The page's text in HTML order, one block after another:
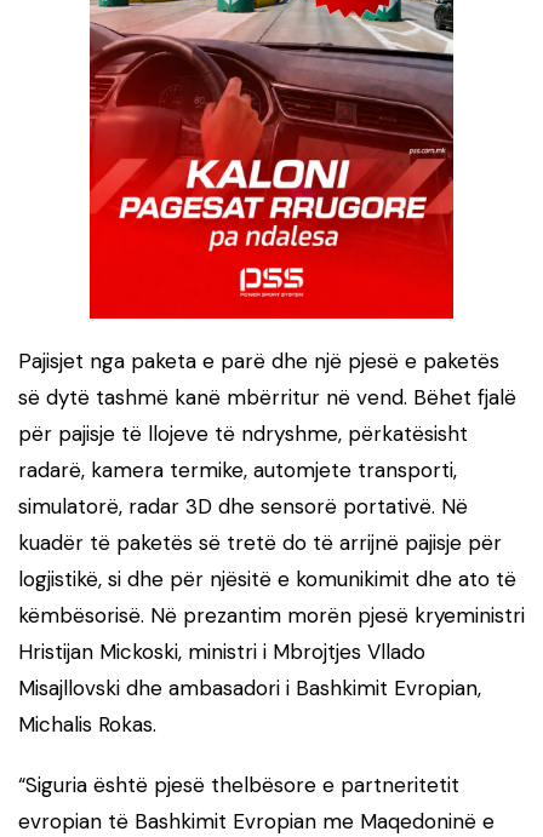
Pajisjet nga paketa e parë dhe një pjesë e paketës
së dytë tashmë kanë mbërritur në vend. Bëhet fjalë
për pajisje të llojeve të ndryshme, përkatësisht
radarë, kamera termike, automjete transporti,
simulatorë, radar 3D dhe sensorë portativë. Në
kuadër të paketës së tretë do të arrijnë pajisje për
logjistikë, si dhe për njësitë e komunikimit dhe ato të
këmbësorisë. Në prezantim morën pjesë kryeministri
Hristijan Mickoski, ministri i Mbrojtjes Vllado
Misajllovski dhe ambasadori i Bashkimit Evropian,
Michalis Rokas.
“Siguria është pjesë thelbësore e partneritetit
evropian të Bashkimit Evropian me Maqedoninë e